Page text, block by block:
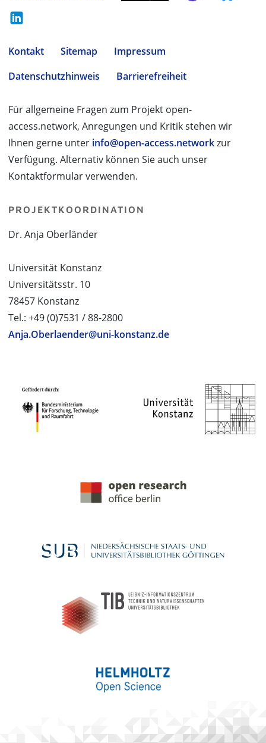
Kontakt Sitemap
Impressum
Datenschutzhinweis
Barrierefreiheit
Für allgemeine Fragen zum Projekt open-
access.network, Anregungen und Kritik stehen wir
Ihnen gerne unter info@open-access.networkzur
Verfügung. Alternativ können Sie auch unser
Kontaktformular verwenden.
PROJEKTKOORDINATION
Dr. Anja Oberländer
Universität Konstanz
Universitätsstr. 10
78457 Konstanz
Tel.: +49 (0)7531 / 88-2800
Anja.Oberlaender@uni-konstanz.de